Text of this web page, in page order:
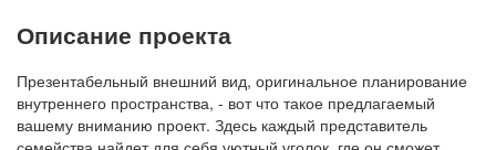
Описание проекта
Презентабельный внешний вид, оригинальное планирование
внутреннего пространства, - вот что такое предлагаемый
вашему вниманию проект. Здесь каждый представитель